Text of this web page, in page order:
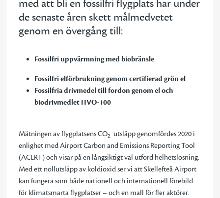
med att bli en fossilfri flygplats har under
de senaste åren skett målmedvetet
genom en övergång till:
Fossilfri uppvärmning med biobränsle
Fossilfri elförbrukning genom certifierad grön el
Fossilfria drivmedel till fordon genom el och
biodrivmedlet HVO-100
Mätningen av flygplatsens CO2 utsläpp genomfördes 2020 i
enlighet med Airport Carbon and Emissions Reporting Tool
(ACERT) och visar på en långsiktigt väl utförd helhetslösning.
Med ett nollutsläpp av koldioxid ser vi att Skellefteå Airport
kan fungera som både nationell och internationell förebild
för klimatsmarta flygplatser – och en mall för fler aktörer.